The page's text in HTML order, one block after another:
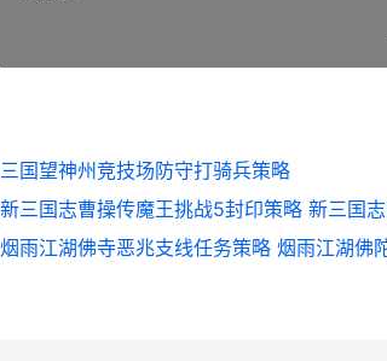
三国望神州竞技场防守打骑兵策略